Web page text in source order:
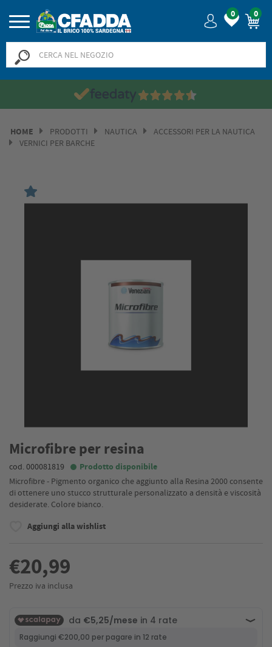
0 0
HOME PRODOTTI NAUTICA
ACCESSORI PER LA NAUTICA
VERNICI PER BARCHE
Microfibre per resina
cod. 000081819 Prodotto disponibile
Microfibre - Pigmento organico che aggiunto alla Resina 2000 consente
di ottenere uno stucco strutturale personalizzato a densità e viscosità
desiderate. Colore bianco.
Aggiungi alla wishlist
€20,99
Prezzo iva inclusa